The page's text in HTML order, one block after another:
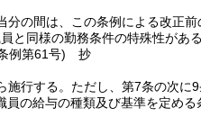
分の間は、この条例による改正
と同様の勤務条件の特殊性があ
例第61号) 抄
施行する。 ただし、第7条の次に
員の給与の種類及び基準を定める